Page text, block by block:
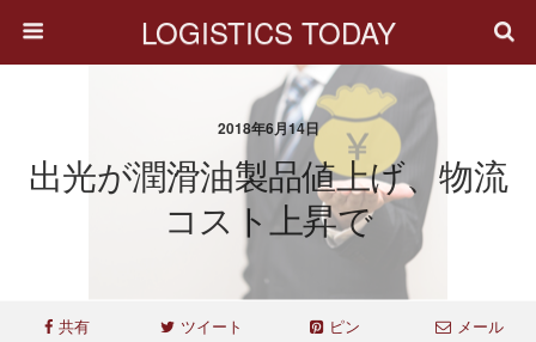
LOGISTICS TODAY
2018年6月14日
出光が潤滑油製品値上げ、物流
コスト上昇で
共有 ツイート ピン メール